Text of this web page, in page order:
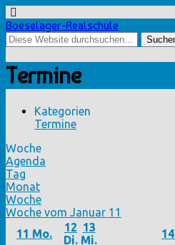
Boeselager-Realschule
Termine
Kategorien
Termine
Woche
Agenda
Tag
Monat
Woche
Woche vom Januar 11
11 Mo.
12
Di.
13
Mi.
14